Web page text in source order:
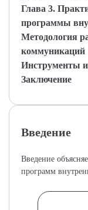
Глава 3.
программы
Методология
коммуникаций
Инструменты
Заключение
Введение
Введение
программ